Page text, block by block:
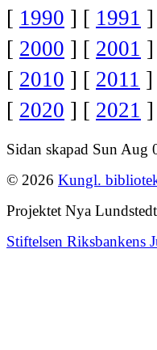
[ 1990 ] [ 1991
[ 2000 ] [ 2001
[ 2010 ] [ 2011 ]
[ 2020 ] [ 2021
Sidan skapad Sun
© 2026 Kungl.
Projektet Nya
Stiftelsen Riksbankens